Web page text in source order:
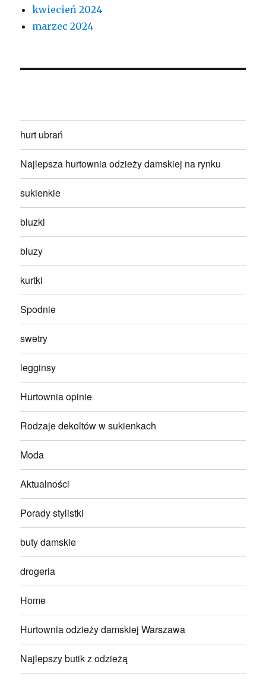
kwiecień 2024
marzec 2024
hurt ubrań
Najlepsza hurtownia odzieży damskiej na rynku
sukienkie
bluzki
bluzy
kurtki
Spodnie
swetry
legginsy
Hurtownia opinie
Rodzaje dekoltów w sukienkach
Moda
Aktualności
Porady stylistki
buty damskie
drogeria
Home
Hurtownia odzieży damskiej Warszawa
Najlepszy butik z odzieżą